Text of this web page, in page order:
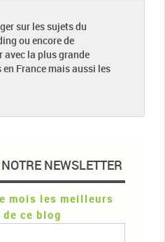
sur les sujets du
ou encore de
la plus grande
France mais aussi les
NEWSLETTER
mois les meilleurs
ce blog